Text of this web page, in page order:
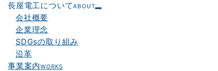
長屋電工についてABOUT
会社概要
企業理念
SDGsの取り組み
沿革
事業案内WORKS